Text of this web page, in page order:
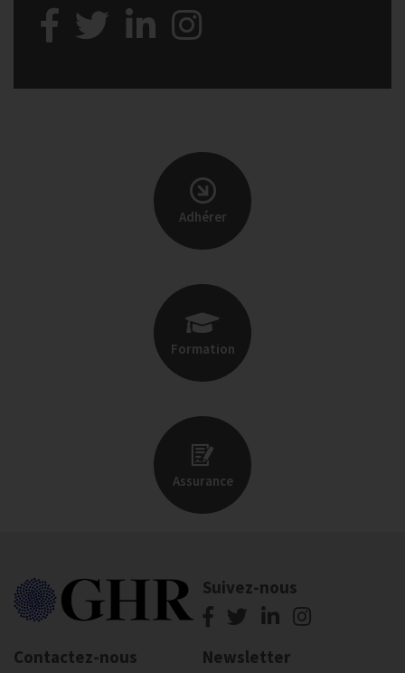
Adhérer
Formation
Assurance
Suivez-nous
Contactez-nous Newsletter